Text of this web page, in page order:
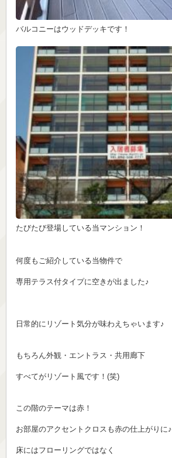
何度もご紹介している当物件で
専用テラス付タイプに空きが出ました♪
日常的にリゾート気分が味わえちゃいます♪
もちろん外観・エントラス・共用廊下
すべてがリゾート風です！(笑)
この階のテーマは赤！
お部屋のアクセントクロスも赤の仕上がりに♪
床にはフローリングではなく
バルコニーはウッドデッキです！
たびたび登場している当マンション！